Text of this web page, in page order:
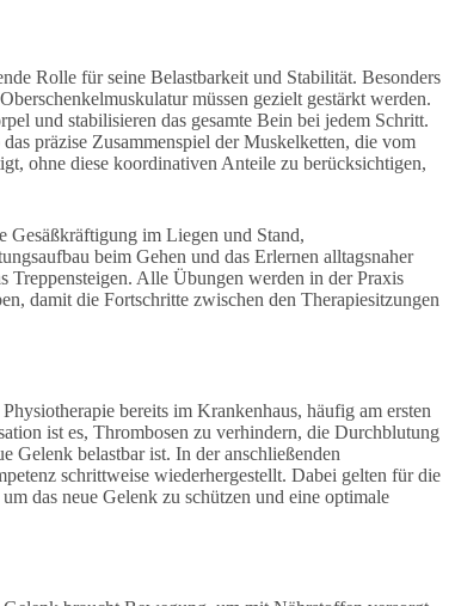
Rolle für seine Belastbarkeit und Stabilität. Besonders
müssen gezielt gestärkt werden.
und stabilisieren das gesamte Bein bei jedem Schritt.
präzise Zusammenspiel der Muskelketten, die vom
ohne diese koordinativen Anteile zu berücksichtigen,
Gesäßkräftigung im Liegen und Stand,
beim Gehen und das Erlernen alltagsnaher
Treppensteigen. Alle Übungen werden in der Praxis
damit die Fortschritte zwischen den Therapiesitzungen
bereits im Krankenhaus, häufig am ersten
ist es, Thrombosen zu verhindern, die Durchblutung
Gelenk belastbar ist. In der anschließenden
schrittweise wiederhergestellt. Dabei gelten für die
das neue Gelenk zu schützen und eine optimale